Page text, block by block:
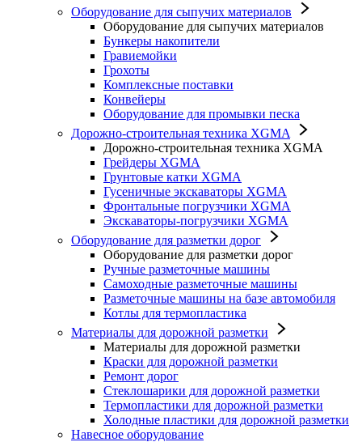
Оборудование для сыпучих материалов
Оборудование для сыпучих материалов
Бункеры накопители
Гравиемойки
Грохоты
Комплексные поставки
Конвейеры
Оборудование для промывки песка
Дорожно-строительная техника XGMA
Дорожно-строительная техника XGMA
Грейдеры XGMA
Грунтовые катки XGMA
Гусеничные экскаваторы XGMA
Фронтальные погрузчики XGMA
Экскаваторы-погрузчики XGMA
Оборудование для разметки дорог
Оборудование для разметки дорог
Ручные разметочные машины
Самоходные разметочные машины
Разметочные машины на базе автомобиля
Котлы для термопластика
Материалы для дорожной разметки
Материалы для дорожной разметки
Краски для дорожной разметки
Ремонт дорог
Стеклошарики для дорожной разметки
Термопластики для дорожной разметки
Холодные пластики для дорожной разметки
Навесное оборудование